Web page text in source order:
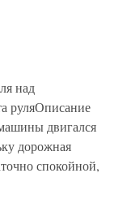
над
руляОписание
двигался
дорожная
спокойной,